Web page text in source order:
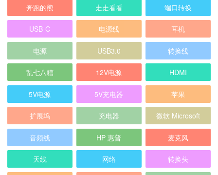
奔跑的熊 走走看看 端口转换
USB-C 电源线 耳机
电源 USB3.0 转换线
乱七八糟 12V电源 HDMI
5V电源 5V充电器 苹果
扩展坞 充电器 微软 Microsoft
音频线 HP 惠普 麦克风
天线 网络 转换头